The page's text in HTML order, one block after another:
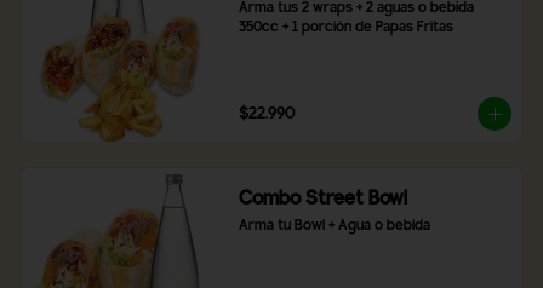
Arma tus 2 wraps + 2 aguas o bebida
350cc + 1 porción de Papas Fritas
$22.990
Combo Street Bowl
Arma tu Bowl + Agua o bebida